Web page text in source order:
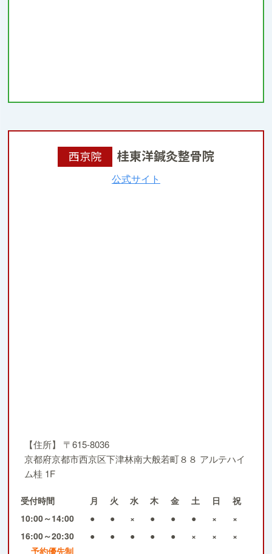
西京院 桂東洋鍼灸整骨院
公式サイト
【住所】
〒615-8036
京都府京都市西京区下津林南大般若町８８ アルテハイ
ム桂 1F
受付時間 月 火 水 木 金 土 日
祝
10:00～14:00
● ● × ● ● ● ×
×
16:00～20:30
● ● ● ● ● × ×
×
予約優先制